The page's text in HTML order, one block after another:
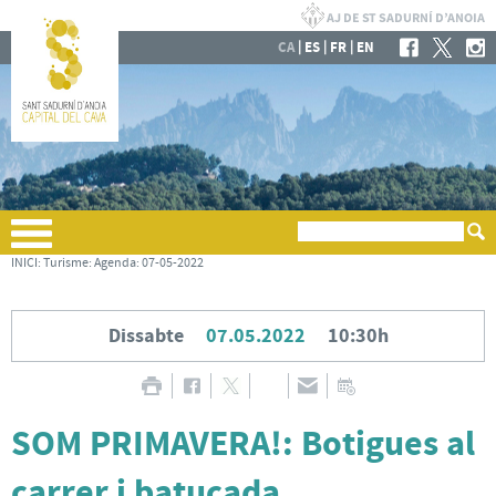
CA| ES | FR | EN
INICI: Turisme: Agenda: 07-05-2022
Dissabte 07.05.2022 10:30h
SOM PRIMAVERA!: Botigues al